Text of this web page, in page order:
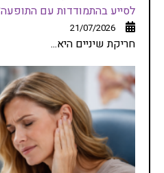
לסייע בהתמודדות עם
21/07/2026
חריקת שיניים היא...